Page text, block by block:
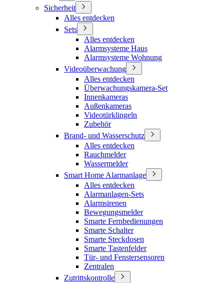
Sicherheit
Alles entdecken
Sets
Alles entdecken
Alarmsysteme Haus
Alarmsysteme Wohnung
Videoüberwachung
Alles entdecken
Überwachungskamera-Set
Innenkameras
Außenkameras
Videotürklingeln
Zubehör
Brand- und Wasserschutz
Alles entdecken
Rauchmelder
Wassermelder
Smart Home Alarmanlage
Alles entdecken
Alarmanlagen-Sets
Alarmsirenen
Bewegungsmelder
Smarte Fernbedienungen
Smarte Schalter
Smarte Steckdosen
Smarte Tastenfelder
Tür- und Fenstersensoren
Zentralen
Zutrittskontrolle